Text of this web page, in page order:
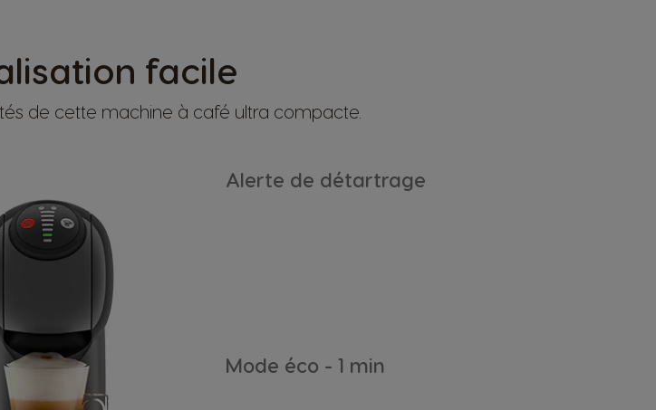
facile
de cette machine à café ultra compacte.
Alerte de détartrage
Mode éco - 1 min